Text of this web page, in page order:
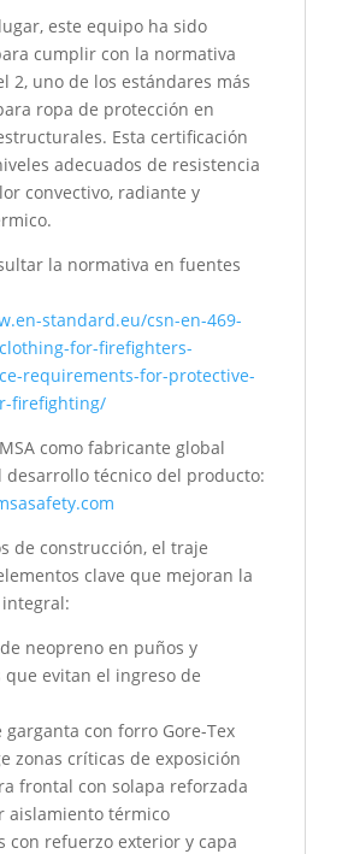
este equipo ha sido
cumplir con la normativa
2, uno de los estándares más
ropa de protección en
Esta certificación
adecuados de resistencia
convectivo, radiante y
la normativa en fuentes
standard.eu/csn-en-469-
for-firefighters-
requirements-for-protective-
firefighting/
como fabricante global
desarrollo técnico del producto:
de construcción, el traje
clave que mejoran la
neopreno en puños y
evitan el ingreso de
garganta con forro Gore-Tex
zonas críticas de exposición
frontal con solapa reforzada
aislamiento térmico
con refuerzo exterior y capa